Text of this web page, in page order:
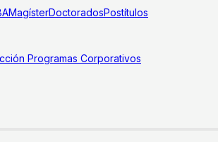
MagísterDoctoradosPostítulos
Programas Corporativos